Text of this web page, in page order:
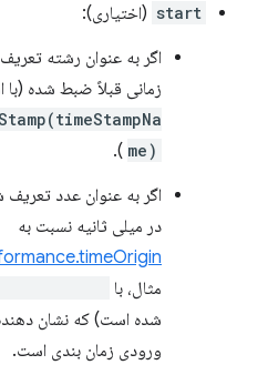
start (اختیاری):
اگر به عنوان رشته
زمانی قبلاً ضبط شده (با
me)
).
اگر به عنوان عدد
در میلی ثانیه نسبت به
مثال، با
شده است) که نشان
ورودی زمان بندی است.